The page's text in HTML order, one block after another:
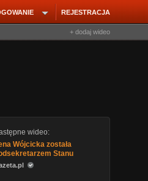
REJESTRACJA
+ dodaj wideo
wideo:
Wójcicka została
Stanu